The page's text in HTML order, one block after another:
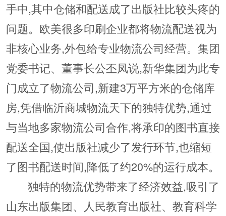
手中,其中仓储和配送成了出版社比较头疼的
问题。欧美很多印刷企业都将物流配送视为
非核心业务,外包给专业物流公司经营。集团
党委书记、董事长公丕凤说,新华集团为此专
门成立了物流公司,新建3万平方米的仓储库
房,凭借临沂商城物流天下的独特优势,通过
与当地多家物流公司合作,将承印的图书直接
配送全国,使出版社减少了发行环节,也缩短
了图书配送时间,降低了约20%的运行成本。
独特的物流优势带来了经济效益,吸引了
山东出版集团、人民教育出版社、教育科学